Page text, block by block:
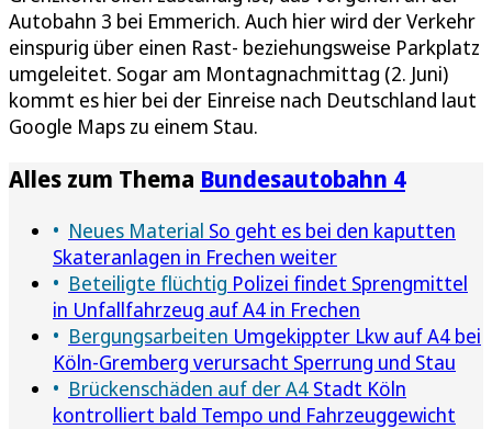
Autobahn 3 bei Emmerich. Auch hier wird der Verkehr
einspurig über einen Rast- beziehungsweise Parkplatz
umgeleitet. Sogar am Montagnachmittag (2. Juni)
kommt es hier bei der Einreise nach Deutschland laut
Google Maps zu einem Stau.
Alles zum Thema Bundesautobahn 4
Neues Material So geht es bei den kaputten
Skateranlagen in Frechen weiter
Beteiligte flüchtig Polizei findet Sprengmittel
in Unfallfahrzeug auf A4 in Frechen
Bergungsarbeiten Umgekippter Lkw auf A4 bei
Köln-Gremberg verursacht Sperrung und Stau
Brückenschäden auf der A4 Stadt Köln
kontrolliert bald Tempo und Fahrzeuggewicht